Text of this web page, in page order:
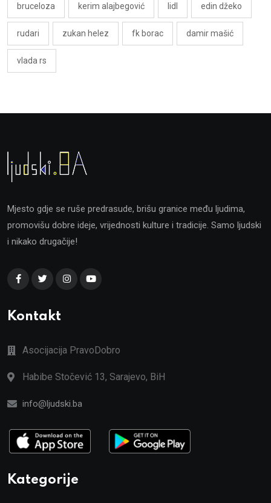
bruceloza kerim alajbegović lidl edin džeko
rudari zukan helez fk borac damir mašić
vlada rs
Mjesto gdje se ruše predrasude, brišu granice među ljudima,
promovišu dobre ideje, vrijednosti kulture i tradicije. Samo ljudski
i nikako drugačije!
Kontakt
Asocijacija PravoDobro
Habibe Stočević 13, Sarajevo, BiH
info@ljudski.ba
Kategorije